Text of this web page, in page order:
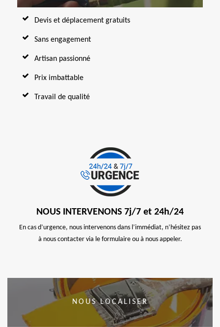
Devis et déplacement gratuits
Sans engagement
Artisan passionné
Prix imbattable
Travail de qualité
NOUS INTERVENONS 7j/7 et 24h/24
En cas d’urgence, nous intervenons dans l’immédiat, n’hésitez pas
à nous contacter via le formulaire ou à nous appeler.
NOUS LOCALISER